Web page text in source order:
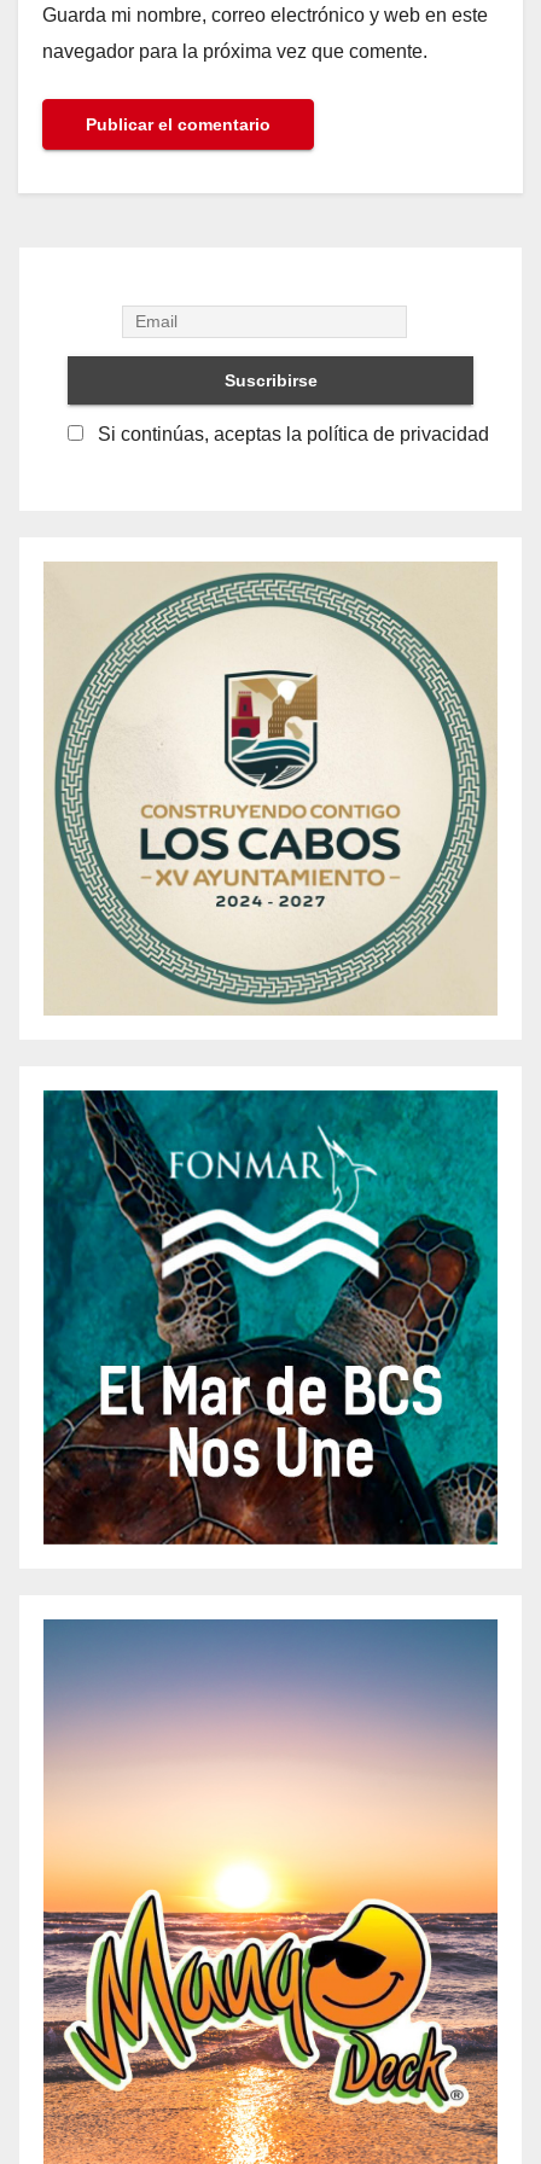
Guarda mi nombre, correo electrónico y web en este
navegador para la próxima vez que comente.
Si continúas, aceptas la política de privacidad